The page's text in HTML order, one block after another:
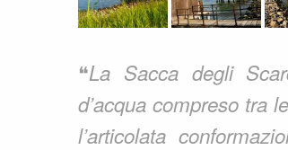
❝La Sacca degli
d’acqua compreso tra
l’articolata